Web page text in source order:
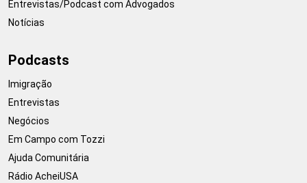
Entrevistas/Podcast com Advogados
Notícias
Podcasts
Imigração
Entrevistas
Negócios
Em Campo com Tozzi
Ajuda Comunitária
Rádio AcheiUSA